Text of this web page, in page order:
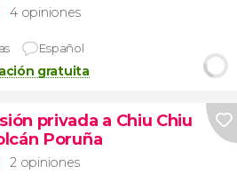
4 opiniones
Español
gratuita
privada a Chiu Chiu
Poruña
2 opiniones